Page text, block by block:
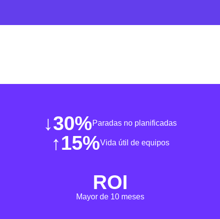
↓30%Paradas no planificadas
↑15%Vida útil de equipos
ROI
Mayor de 10 meses